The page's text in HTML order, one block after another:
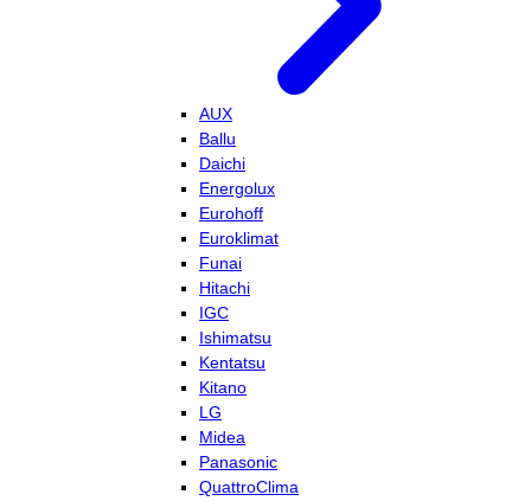
AUX
Ballu
Daichi
Energolux
Eurohoff
Euroklimat
Funai
Hitachi
IGC
Ishimatsu
Kentatsu
Kitano
LG
Midea
Panasonic
QuattroClima